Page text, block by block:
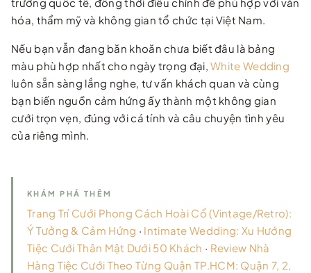
trường quốc tế, đồng thời điều chỉnh để phù hợp với văn
hóa, thẩm mỹ và không gian tổ chức tại Việt Nam.
Nếu bạn vẫn đang băn khoăn chưa biết đâu là bảng
màu phù hợp nhất cho ngày trọng đại,White Wedding
luôn sẵn sàng lắng nghe, tư vấn khách quan và cùng
bạn biến nguồn cảm hứng ấy thành một không gian
cưới trọn vẹn, đúng với cá tính và câu chuyện tình yêu
của riêng mình.
KHÁM PHÁ THÊM
Trang Trí Cưới Phong Cách Hoài Cổ (Vintage/Retro):
Ý Tưởng & Cảm Hứng · Intimate Wedding: Xu Hướng
Tiệc Cưới Thân Mật Dưới 50 Khách · Review Nhà
Hàng Tiệc Cưới Theo Từng Quận TP.HCM: Quận 7, 2,